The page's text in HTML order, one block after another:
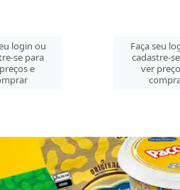
Faça seu login ou
cadastre-se para
ver preços e